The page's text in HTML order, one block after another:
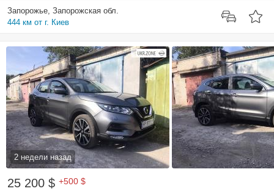
Запорожье, Запорожская обл.
444 км от г. Киев
2 недели назад
25 200 $ +500 $